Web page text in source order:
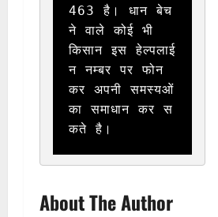
463 है। धान बेच
ने वाले कोई भी
किसान इस हेल्पलाई
न नम्बर पर फोन
कर अपनी समस्यओं
का समाधान कर स
कते है।
About The Author